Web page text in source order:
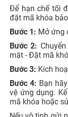
Để hạn chế tối
đặt mã khóa
Bước 1: Mở ứng
Bước 2:
mật - Đặt mã
Bước 3: Kích
Bước 4: Bạn
vệ ứng dụng.
mã khóa hoặc